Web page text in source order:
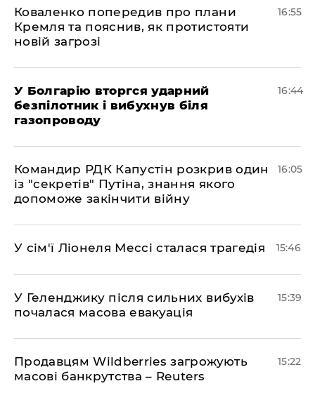
Коваленко попередив про плани
Кремля та пояснив, як протистояти
новій загрозі
16:55
У Болгарію вторгся ударний
безпілотник і вибухнув біля
газопроводу
16:44
Командир РДК Капустін розкрив один
із "секретів" Путіна, знання якого
допоможе закінчити війну
16:05
У сім'ї Ліонеля Мессі сталася трагедія 15:46
У Геленджику після сильних вибухів
почалася масова евакуація
15:39
Продавцям Wildberries загрожують
масові банкрутства – Reuters
15:22